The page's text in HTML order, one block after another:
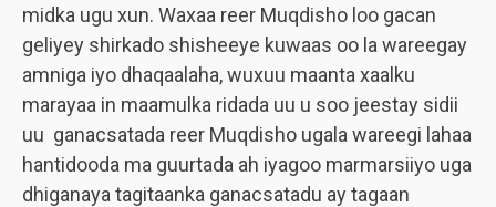
midka ugu xun. Waxaa reer Muqdisho loo gacan
geliyey shirkado shisheeye kuwaas oo la wareegay
amniga iyo dhaqaalaha, wuxuu maanta xaalku
marayaa in maamulka ridada uu u soo jeestay sidii
uu ganacsatada reer Muqdisho ugala wareegi lahaa
hantidooda ma guurtada ah iyagoo marmarsiiyo uga
dhiganaya tagitaanka ganacsatadu ay tagaan